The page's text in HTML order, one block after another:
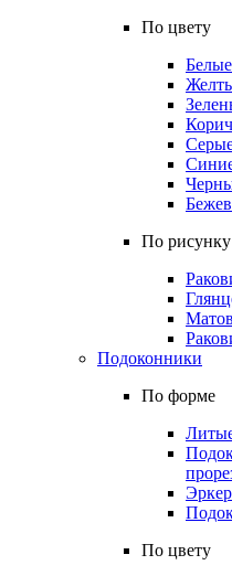
По цвету
По рисунку
Подоконники
По форме
По цвету